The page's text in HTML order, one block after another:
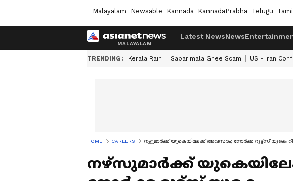
Malayalam Newsable Kannada KannadaPrabha Telugu
Latest NewsNews
TRENDING : Kerala Rain Sabarimala Ghee Scam US - Iran
HOME CAREERS നഴ്സുമാർക്ക് യുകെയിലേക്ക് അവസരം; നോര്‍ക്ക റൂട്ട്സ് യുകെ
നഴ്സുമാർക്ക്